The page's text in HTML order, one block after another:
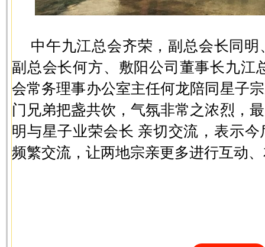
中午九江总会齐荣，副总会长同
副总会长何方、敷阳公司董事长九江
会常务理事办公室主任何龙陪同星子
门兄弟把盏共饮，气氛非常之浓烈，
明与星子业荣会长 亲切交流，表示
频繁交流，让两地宗亲更多进行互动